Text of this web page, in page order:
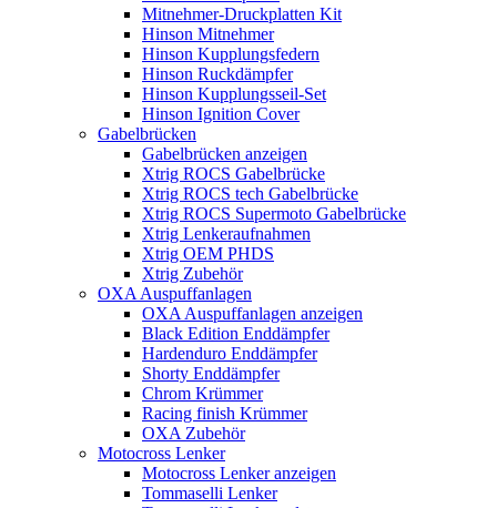
Mitnehmer-Druckplatten Kit
Hinson Mitnehmer
Hinson Kupplungsfedern
Hinson Ruckdämpfer
Hinson Kupplungsseil-Set
Hinson Ignition Cover
Gabelbrücken
Gabelbrücken anzeigen
Xtrig ROCS Gabelbrücke
Xtrig ROCS tech Gabelbrücke
Xtrig ROCS Supermoto Gabelbrücke
Xtrig Lenkeraufnahmen
Xtrig OEM PHDS
Xtrig Zubehör
OXA Auspuffanlagen
OXA Auspuffanlagen anzeigen
Black Edition Enddämpfer
Hardenduro Enddämpfer
Shorty Enddämpfer
Chrom Krümmer
Racing finish Krümmer
OXA Zubehör
Motocross Lenker
Motocross Lenker anzeigen
Tommaselli Lenker